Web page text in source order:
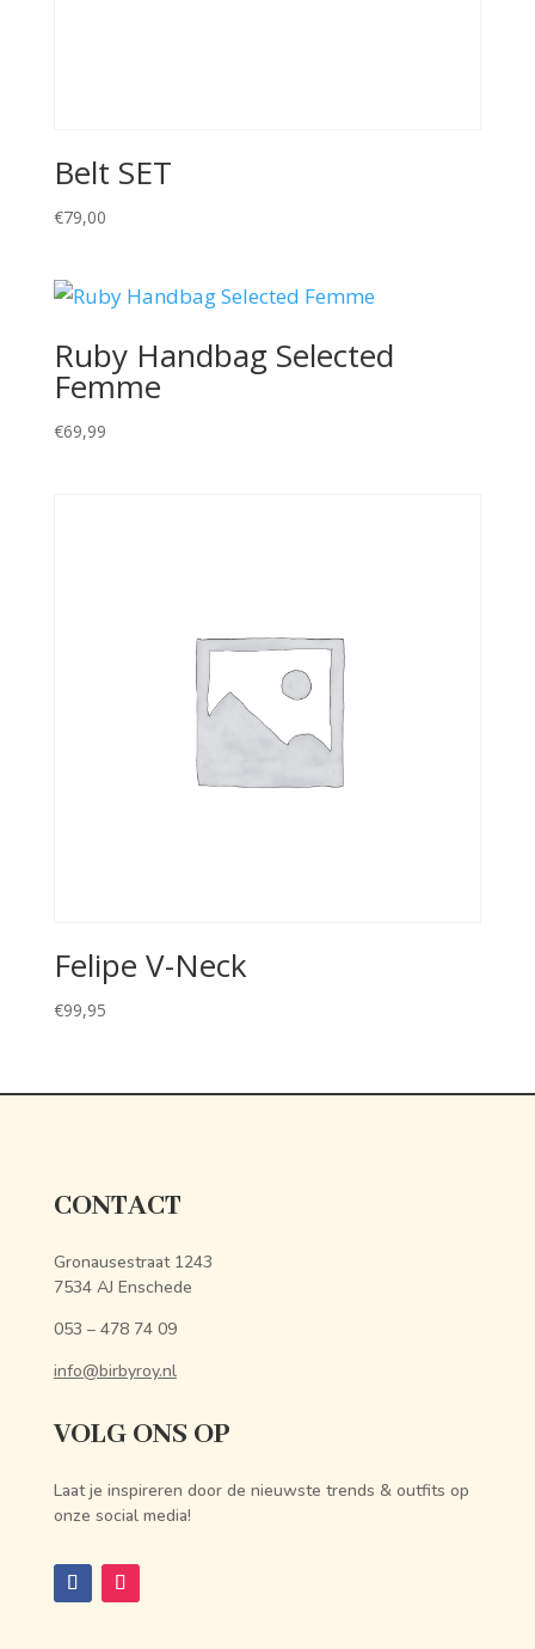
Belt SET
€79,00
Ruby Handbag Selected
Femme
€69,99
Felipe V-Neck
€99,95
CONTACT
Gronausestraat 1243
7534 AJ Enschede
053 – 478 74 09
info@birbyroy.nl
VOLG ONS OP
Laat je inspireren door de nieuwste trends & outfits op
onze social media!